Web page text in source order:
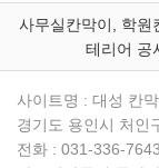
사무실칸막이, 학원
테리어 공
사이트명 : 대성 칸
경기도 용인시 처인
전화 : 031-336-7643